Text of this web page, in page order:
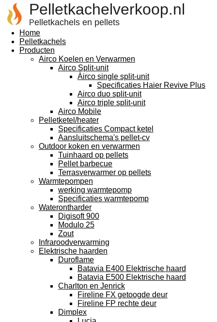
Pelletkachelverkoop.nl
Pelletkachels en pellets
Home
Pelletkachels
Producten
Airco Koelen en Verwarmen
Airco Split-unit
Àirco single split-unit
Specificaties Haier Revive Plus
Airco duo split-unit
Airco triple split-unit
Airco Mobile
Pelletketel/heater
Specificaties Compact ketel
Aansluitschema's pellet-cv
Outdoor koken en verwarmen
Tuinhaard op pellets
Pellet barbecue
Terrasverwarmer op pellets
Warmtepompen
werking warmtepomp
Specificaties warmtepomp
Waterontharder
Digisoft 900
Modulo 25
Zout
Infraroodverwarming
Elektrische haarden
Duroflame
Batavia E400 Elektrische haard
Batavia E500 Elektrische haard
Charlton en Jenrick
Fireline FX getoogde deur
Fireline FP rechte deur
Dimplex